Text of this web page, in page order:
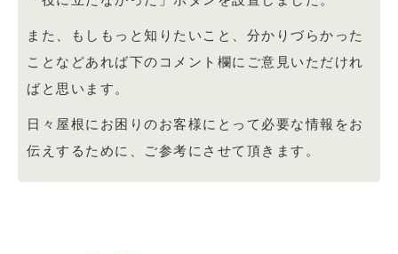
また、もしもっと知りたいこと、分かりづらかった
ことなどあれば下のコメント欄にご意見いただけれ
ばと思います。
日々屋根にお困りのお客様にとって必要な情報をお
伝えするために、ご参考にさせて頂きます。